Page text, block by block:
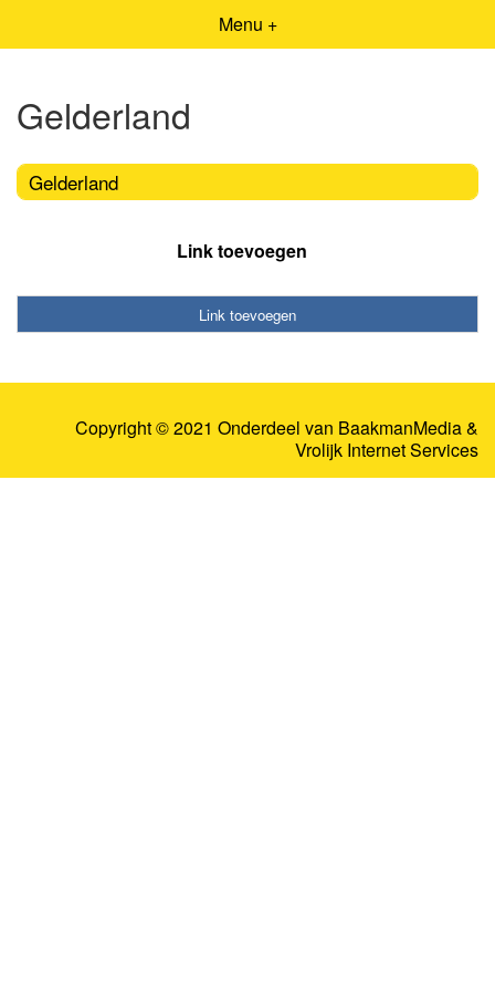
Menu +
Gelderland
Gelderland
Link toevoegen
Link toevoegen
Copyright © 2021 Onderdeel van BaakmanMedia&
Vrolijk Internet Services